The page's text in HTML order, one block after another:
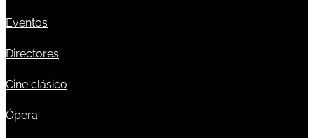
Eventos
Directores
Cine clásico
Ópera